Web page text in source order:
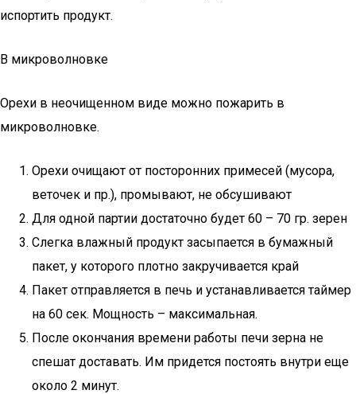
испортить продукт.
В микроволновке
Орехи в неочищенном виде можно пожарить в
микроволновке.
Орехи очищают от посторонних примесей (мусора,
веточек и пр.), промывают, не обсушивают
Для одной партии достаточно будет 60 – 70 гр. зерен
Слегка влажный продукт засыпается в бумажный
пакет, у которого плотно закручивается край
Пакет отправляется в печь и устанавливается таймер
на 60 сек. Мощность – максимальная.
После окончания времени работы печи зерна не
спешат доставать. Им придется постоять внутри еще
около 2 минут.